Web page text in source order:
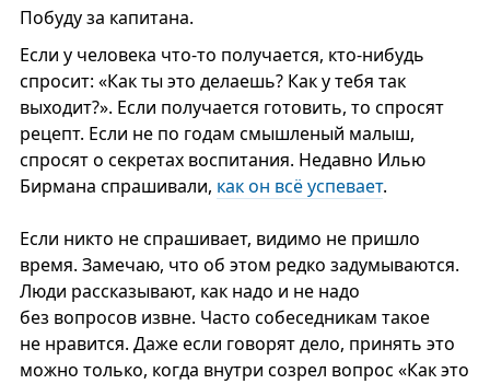
Побуду за капитана.
Если у человека что-то получается, кто-нибудь
спросит: «Как ты это делаешь? Как у тебя так
выходит?». Если получается готовить, то спросят
рецепт. Если не по годам смышленый малыш,
спросят о секретах воспитания. Недавно Илью
Бирмана спрашивали, как он всё успевает.
Если никто не спрашивает, видимо не пришло
время. Замечаю, что об этом редко задумываются.
Люди рассказывают, как надо и не надо
без вопросов извне. Часто собеседникам такое
не нравится. Даже если говорят дело, принять это
можно только, когда внутри созрел вопрос «Как это